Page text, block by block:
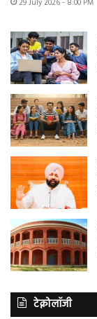
29 July 2026 - 8:00 PM
टेक्नोलॉजी